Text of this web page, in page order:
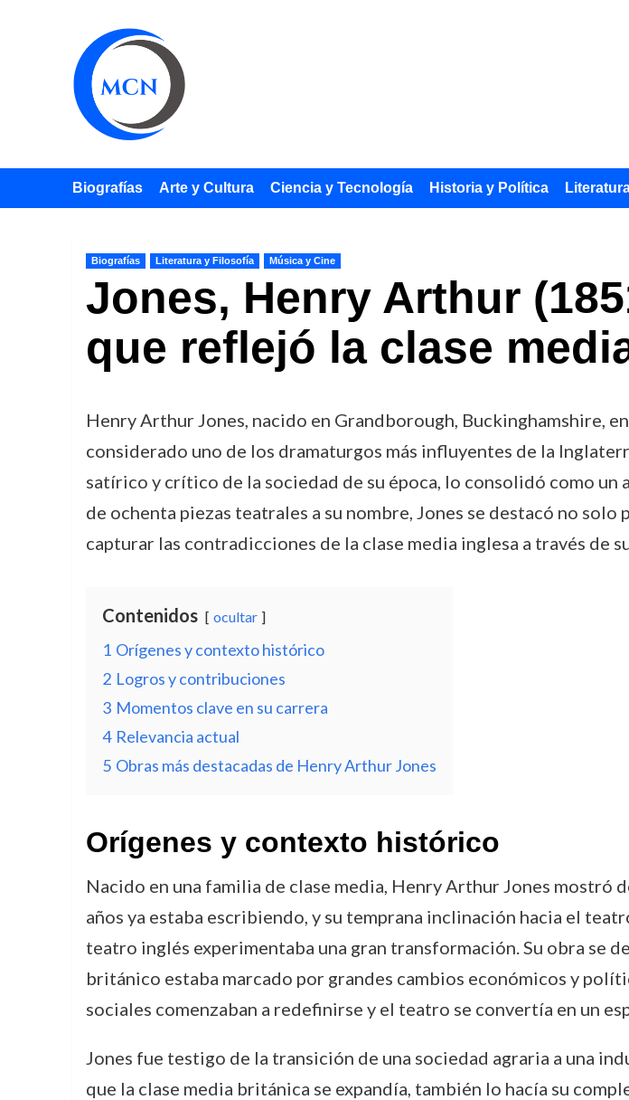
Biografías Arte y Cultura Ciencia y Tecnología Historia y Política
Biografías Literatura y Filosofía Música y Cine
Jones, Henry Arthur
que reflejó la clase
Henry Arthur Jones, nacido en Grandborough, Buckinghamshire,
considerado uno de los dramaturgos más influyentes de la
satírico y crítico de la sociedad de su época, lo consolidó como
de ochenta piezas teatrales a su nombre, Jones se destacó no
capturar las contradicciones de la clase media inglesa a través de
Contenidos ocultar
1 Orígenes y contexto histórico
2 Logros y contribuciones
3 Momentos clave en su carrera
4 Relevancia actual
5 Obras más destacadas de Henry Arthur Jones
Orígenes y contexto histórico
Nacido en una familia de clase media, Henry Arthur Jones
años ya estaba escribiendo, y su temprana inclinación hacia el
teatro inglés experimentaba una gran transformación. Su obra se
británico estaba marcado por grandes cambios económicos y
sociales comenzaban a redefinirse y el teatro se convertía en un
Jones fue testigo de la transición de una sociedad agraria a una
que la clase media británica se expandía, también lo hacía su